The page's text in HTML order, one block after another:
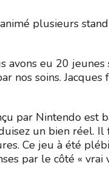
plusieurs
avons eu 20
nos soins.
par Nintendo est
un bien réel.
Ce jeu à été
par le côté « vrai